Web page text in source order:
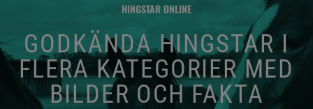
HINGSTAR ONLINE
GODKÄNDA HINGSTAR I
FLERA KATEGORIER MED
BILDER OCH FAKTA